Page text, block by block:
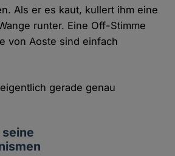
Als er es kaut, kullert ihm eine
runter. Eine Off-Stimme
von Aoste sind einfach
gerade genau